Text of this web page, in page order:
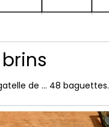
de … 48 baguettes.